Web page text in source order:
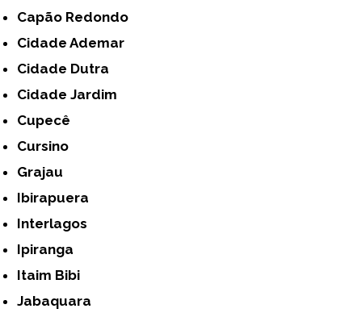
Capão Redondo
Cidade Ademar
Cidade Dutra
Cidade Jardim
Cupecê
Cursino
Grajau
Ibirapuera
Interlagos
Ipiranga
Itaim Bibi
Jabaquara